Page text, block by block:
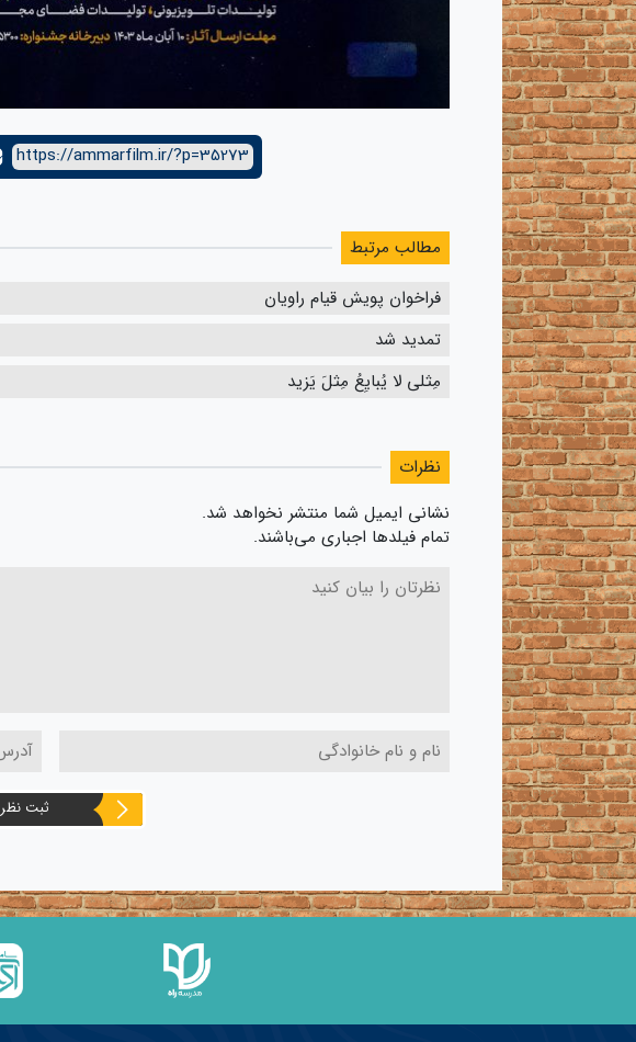
https://ammarfilm.ir/?p=35273
مطالب مرتبط
فراخوان پویش قیام راویان
تمدید شد
مِثلی لا یُبایِعُ مِثلَ یَزید
نظرات
نشانی ایمیل شما منتشر نخواهد شد.
تمام فیلدها اجباری می‌باشند.
ثبت نظر